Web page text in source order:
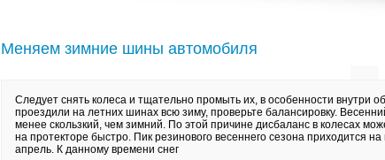
Меняем зимние шины автомобиля
Следует снять колеса и тщательно промыть их, в особенности внутри
проездили на летних шинах всю зиму, проверьте балансировку.
менее скользкий, чем зимний. По этой причине дисбаланс в колесах
на протекторе быстро. Пик резинового весеннего сезона приходится на
апрель. К данному времени снег